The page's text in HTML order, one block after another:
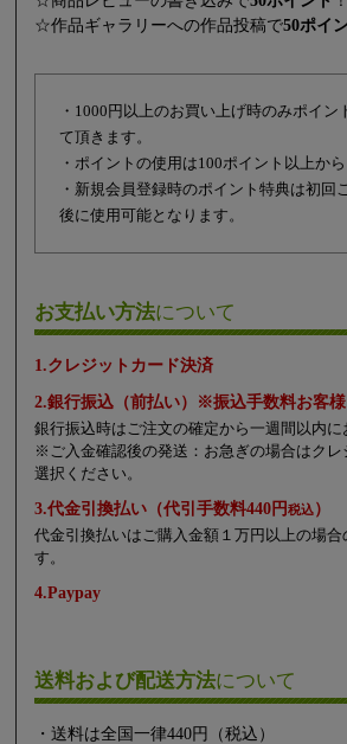
☆作品ギャラリーへの作品投稿で50ポイ
・1000円以上のお買い上げ時のみポイン
て頂きます。
・ポイントの使用は100ポイント以上か
・新規会員登録時のポイント特典は初回
後に使用可能となります。
お支払い方法について
1.クレジットカード決済
2.銀行振込（前払い）※振込手数料お客様
銀行振込時はご注文の確定から一週間以内に
※ご入金確認後の発送：お急ぎの場合はクレ
選択ください。
3.代金引換払い（代引手数料440円税込）
代金引換払いはご購入金額１万円以上の場合
す。
4.Paypay
送料および配送方法について
・送料は全国一律440円（税込）